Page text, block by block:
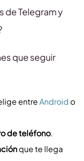
de Telegram y
que seguir
entreAndroid o
de teléfono.
que te llega